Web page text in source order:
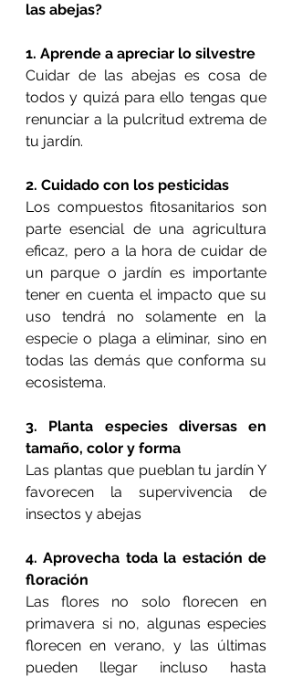
las abejas?
1. Aprende a apreciar lo silvestre
Cuidar de las abejas es cosa de
todos y quizá para ello tengas que
renunciar a la pulcritud extrema de
tu jardín.
2. Cuidado con los pesticidas
Los compuestos fitosanitarios son
parte esencial de una agricultura
eficaz, pero a la hora de cuidar de
un parque o jardín es importante
tener en cuenta el impacto que su
uso tendrá no solamente en la
especie o plaga a eliminar, sino en
todas las demás que conforma su
ecosistema.
3. Planta especies diversas en
tamaño, color y forma
Las plantas que pueblan tu jardín Y
favorecen la supervivencia de
insectos y abejas
4. Aprovecha toda la estación de
floración
Las flores no solo florecen en
primavera si no, algunas especies
florecen en verano, y las últimas
pueden llegar incluso hasta